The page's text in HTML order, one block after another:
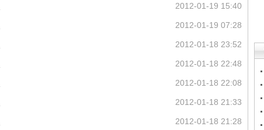
2012-01-19 15:40
2012-01-19 07:28
2012-01-18 23:52
2012-01-18 22:48
2012-01-18 22:08
2012-01-18 21:33
2012-01-18 21:28